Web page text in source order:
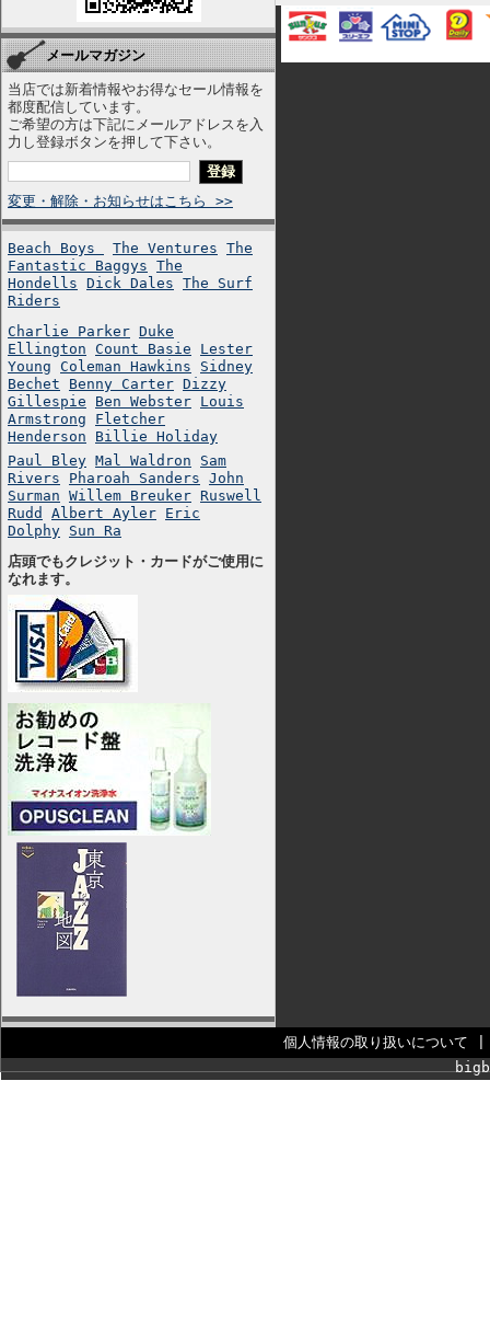
メールマガジン
当店では新着情報やお得なセール情報を
都度配信しています。
ご希望の方は下記にメールアドレスを入
力し登録ボタンを押して下さい。
変更・解除・お知らせはこちら >>
Beach Boys The Ventures The
Fantastic Baggys The
Hondells Dick Dales The Surf
Riders
Charlie Parker Duke
Ellington Count Basie
Lester
Young Coleman Hawkins
Sidney
Bechet
Benny Carter Dizzy
Gillespie
Ben Webster Louis
Armstrong
Fletcher
Henderson
Billie Holiday
Paul Bley Mal Waldron
Sam
Rivers
Pharoah Sanders John
Surman Willem Breuker Ruswell
Rudd
Albert Ayler Eric
Dolphy Sun Ra
店頭でもクレジット・カードがご使用に
なれます。
個人情報の取り扱いについて